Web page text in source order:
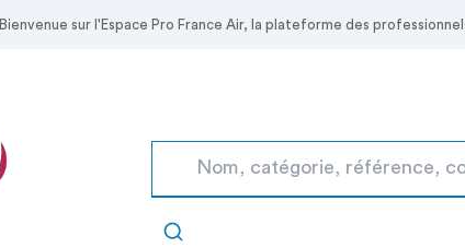
Main
Bienvenue sur l'Espace Pro France Air, la plateforme des